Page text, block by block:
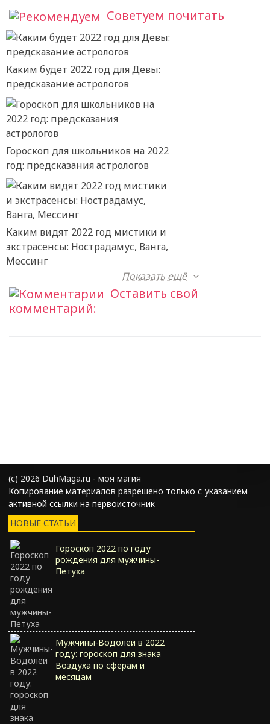
Советуем почитать
Каким будет 2022 год для Девы:
предсказание астрологов
Гороскоп для школьников на 2022
год: предсказания астрологов
Каким видят 2022 год мистики и
экстрасенсы: Нострадамус, Ванга,
Мессинг
Показать ещё
Оставить свой
комментарий:
(с) 2026 DuhMaga.ru - моя магия
Копирование материалов разрешено только с указанием
активной ссылки на первоисточник
НОВЫЕ СТАТЬИ
Гороскоп 2022 по году
рождения для мужчины-
Петуха
Мужчины-Водолеи в 2022
году: гороскоп для знака
Воздуха по сферам и
месяцам